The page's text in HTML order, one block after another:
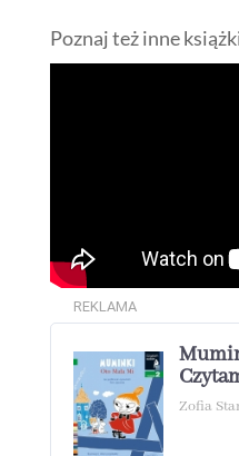
Poznaj też inne
REKLAMA
Zofia